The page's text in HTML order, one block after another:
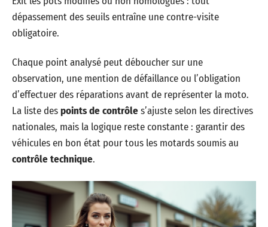
dépassement des seuils entraîne une contre-visite
obligatoire.
Chaque point analysé peut déboucher sur une
observation, une mention de défaillance ou l’obligation
d’effectuer des réparations avant de représenter la moto.
La liste despoints de contrôles’ajuste selon les directives
nationales, mais la logique reste constante : garantir des
véhicules en bon état pour tous les motards soumis au
contrôle technique.